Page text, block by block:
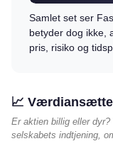
Samlet set ser
betyder dog ikke,
pris, risiko og
📈
Er aktien billig eller
selskabets indtjening,